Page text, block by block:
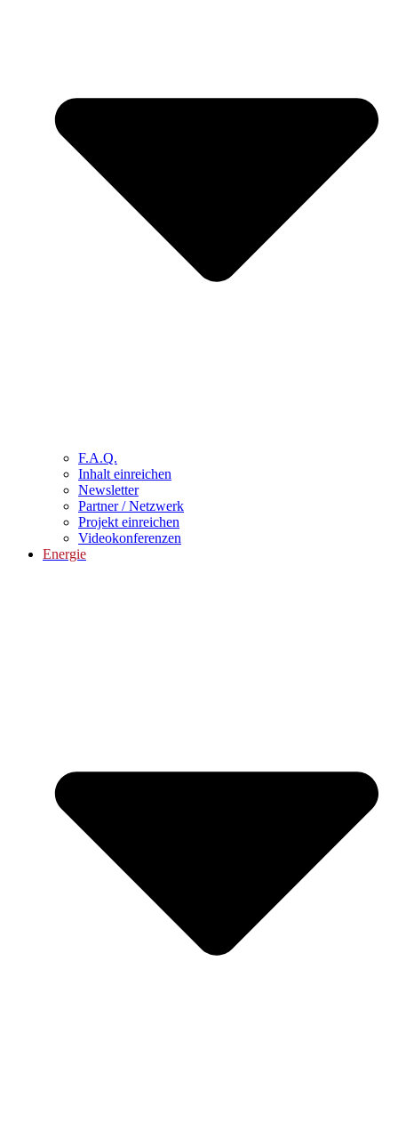
F.A.Q.
Inhalt einreichen
Newsletter
Partner / Netzwerk
Projekt einreichen
Videokonferenzen
Energie